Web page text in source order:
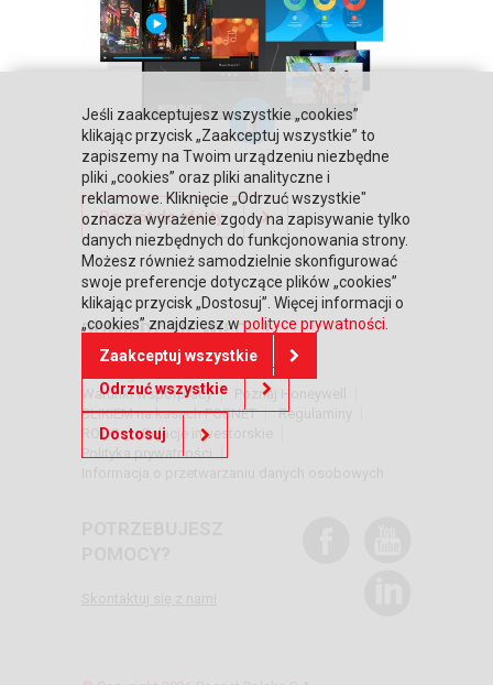
Powrót do oferty
DOWIEDZ SIĘ WIĘCEJ
Warunki współpracy
Poznaj Honeywell
BLIKIEM na kasach POSNET
Regulaminy
RODO
Relacje inwestorskie
Polityka prywatności
Jeśli zaakceptujesz wszystkie „cookies”
klikając przycisk „Zaakceptuj wszystkie” to
zapiszemy na Twoim urządzeniu niezbędne
pliki „cookies” oraz pliki analityczne i
reklamowe. Kliknięcie „Odrzuć wszystkie"
oznacza wyrażenie zgody na zapisywanie tylko
danych niezbędnych do funkcjonowania strony.
Możesz również samodzielnie skonfigurować
swoje preferencje dotyczące plików „cookies”
klikając przycisk „Dostosuj”. Więcej informacji o
„cookies” znajdziesz w polityce prywatności
Zaakceptuj wszystkie
Odrzuć wszystkie
Dostosuj